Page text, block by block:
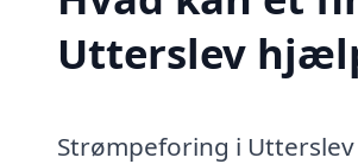
Utterslev
Strømpeforing i